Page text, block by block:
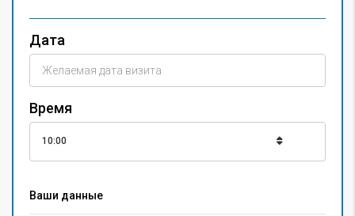
Дата
Время
10:00
Ваши данные